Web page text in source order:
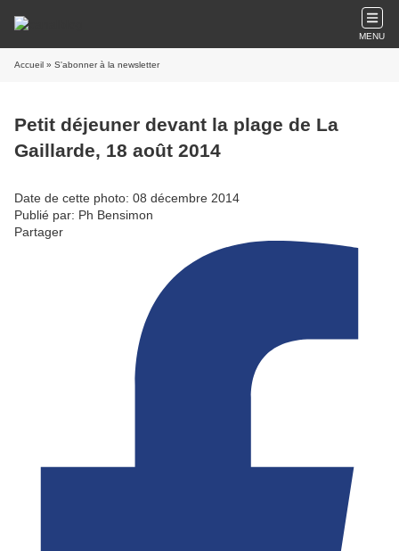
MENU
Accueil » S'abonner à la newsletter
Petit déjeuner devant la plage de La
Gaillarde, 18 août 2014
Date de cette photo: 08 décembre 2014
Publié par: Ph Bensimon
Partager